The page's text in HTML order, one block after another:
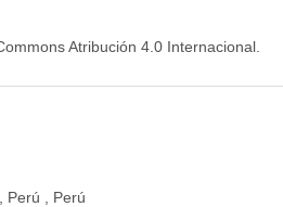
Atribución 4.0 Internacional.
Perú , Perú